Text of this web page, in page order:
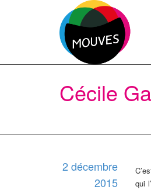
Cécile
2 décembre
2015
qui